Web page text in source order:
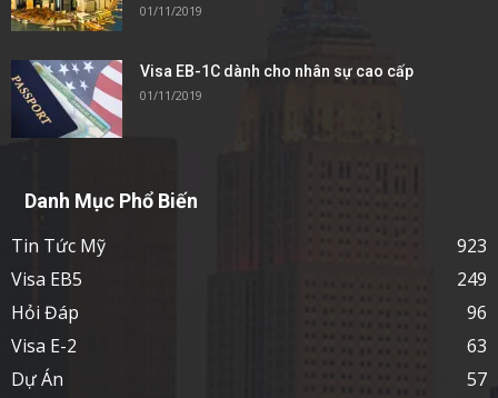
01/11/2019
Visa EB-1C dành cho nhân sự cao cấp
01/11/2019
Danh Mục Phổ Biến
Tin Tức Mỹ
923
Visa EB5
249
Hỏi Đáp
96
Visa E-2
63
Dự Án
57